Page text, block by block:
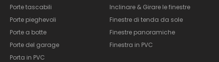
Porte tascabili
Porte pieghevoli
Porte a botte
Porte del garage
Porta in PVC
Inclinare & Girare le finestre
Finestre di tenda da sole
Finestre panoramiche
Finestra in PVC